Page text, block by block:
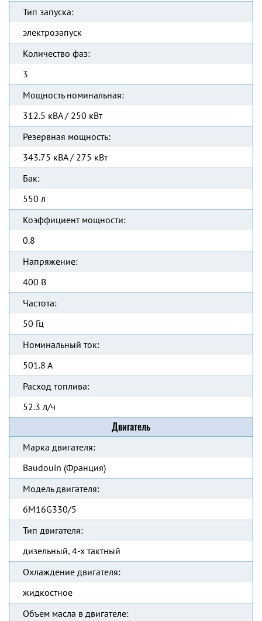
Тип запуска:
электрозапуск
Количество фаз:
3
Мощность номинальная:
312.5 кВА / 250 кВт
Резервная мощность:
343.75 кВА / 275 кВт
Бак:
550 л
Коэффициент мощности:
0.8
Напряжение:
400 В
Частота:
50 Гц
Номинальный ток:
501.8 А
Расход топлива:
52.3 л/ч
Двигатель
Марка двигателя:
Baudouin (Франция)
Модель двигателя:
6M16G330/5
Тип двигателя:
дизельный, 4-х тактный
Охлаждение двигателя:
жидкостное
Объем масла в двигателе: